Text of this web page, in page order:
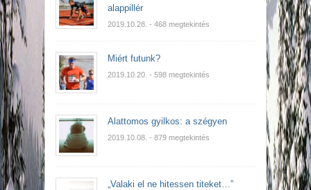
alappillér
2019.10.28. - 468 megtekintés
Miért futunk?
2019.10.20. - 598 megtekintés
Alattomos gyilkos: a szégyen
2019.10.08. - 879 megtekintés
„Valaki el ne hitessen titeket…”